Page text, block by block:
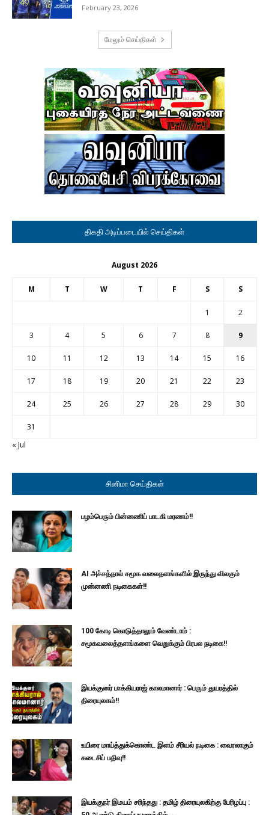
February 23, 2026
மேலும் செய்திகள்
திகதி அடிப்படையில் செய்திகள்
August 2026
M T W T F S S
1 2
3 4 5 6 7 8 9
10 11 12 13 14 15 16
17 18 19 20 21 22 23
24 25 26 27 28 29 30
31
« Jul
சினிமா செய்திகள்
பழம்பெரும் பின்னணிப் பாடகி மரணம்!!
AI அச்சத்தால் சமூக வலைதளங்களில் இருந்து விலகும்
முன்னணி நடிகைகள்!!
100 கோடி கொடுத்தாலும் வேண்டாம் :
சமூகவலைத்தளங்களை வெறுக்கும் பிரபல நடிகை!!
இயக்குனர் பாக்கியராஜ் காலமானார் : பெரும் துயரத்தில்
திரையுலகம்!!
உயிரை மாய்த்துக்கொண்ட இளம் சீரியல் நடிகை : வைரலாகும்
கடைசிப் பதிவு!!
இயக்குநர் இமயம் சரிந்தது : தமிழ் திரையுலகிற்கு பேரிழப்பு :